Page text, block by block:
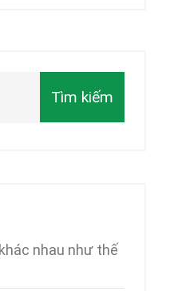
nhau như thế